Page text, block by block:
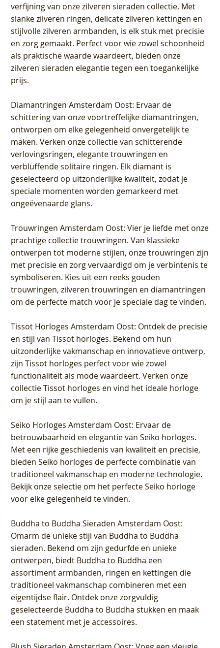
verfijning van onze zilveren sieraden collectie. Met
slanke zilveren ringen, delicate zilveren kettingen en
stijlvolle zilveren armbanden, is elk stuk met precisie
en zorg gemaakt. Perfect voor wie zowel schoonheid
als praktische waarde waardeert, bieden onze
zilveren sieraden elegantie tegen een toegankelijke
prijs.
Diamantringen Amsterdam Oost: Ervaar de
schittering van onze voortreffelijke diamantringen,
ontworpen om elke gelegenheid onvergetelijk te
maken. Verken onze collectie van schitterende
verlovingsringen, elegante trouwringen en
verbluffende solitaire ringen. Elk diamant is
geselecteerd op uitzonderlijke kwaliteit, zodat je
speciale momenten worden gemarkeerd met
ongeëvenaarde glans.
Trouwringen Amsterdam Oost: Vier je liefde met onze
prachtige collectie trouwringen. Van klassieke
ontwerpen tot moderne stijlen, onze trouwringen zijn
met precisie en zorg vervaardigd om je verbintenis te
symboliseren. Kies uit een reeks gouden
trouwringen, zilveren trouwringen en diamantringen
om de perfecte match voor je speciale dag te vinden.
Tissot Horloges Amsterdam Oost: Ontdek de precisie
en stijl van Tissot horloges. Bekend om hun
uitzonderlijke vakmanschap en innovatieve ontwerp,
zijn Tissot horloges perfect voor wie zowel
functionaliteit als mode waardeert. Verken onze
collectie Tissot horloges en vind het ideale horloge
om je stijl aan te vullen.
Seiko Horloges Amsterdam Oost: Ervaar de
betrouwbaarheid en elegantie van Seiko horloges.
Met een rijke geschiedenis van kwaliteit en precisie,
bieden Seiko horloges de perfecte combinatie van
traditioneel vakmanschap en moderne technologie.
Bekijk onze selectie om het perfecte Seiko horloge
voor elke gelegenheid te vinden.
Buddha to Buddha Sieraden Amsterdam Oost:
Omarm de unieke stijl van Buddha to Buddha
sieraden. Bekend om zijn gedurfde en unieke
ontwerpen, biedt Buddha to Buddha een
assortiment armbanden, ringen en kettingen die
traditioneel vakmanschap combineren met een
eigentijdse flair. Ontdek onze zorgvuldig
geselecteerde Buddha to Buddha stukken en maak
een statement met je accessoires.